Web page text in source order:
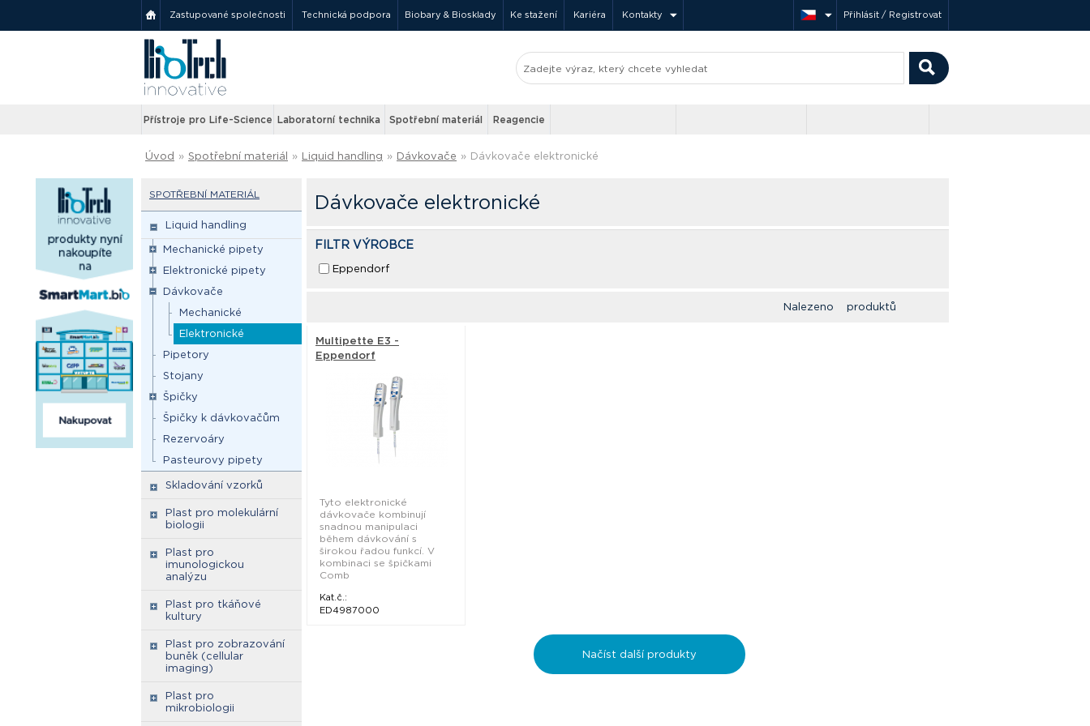
Zastupované společnosti Technická podpora Biobary & Biosklady Ke stažení Kariéra Kontakty Přihlásit / Registrovat
Přístroje pro Life-Science Laboratorní technika Spotřební materiál Reagencie
Úvod » Spotřební materiál » Liquid handling » Dávkovače » Dávkovače elektronické
SPOTŘEBNÍ MATERIÁL
Liquid handling
Mechanické pipety
Elektronické pipety
Dávkovače
Mechanické
Elektronické
Pipetory
Stojany
Špičky
Špičky k dávkovačům
Rezervoáry
Pasteurovy pipety
Skladování vzorků
Plast pro molekulární
biologii
Plast pro
imunologickou
analýzu
Plast pro tkáňové
kultury
Plast pro zobrazování
buněk (cellular
imaging)
Plast pro
mikrobiologii
Dávkovače elektronické
FILTR VÝROBCE
Eppendorf
Nalezeno produktů
Multipette E3 -
Eppendorf
Tyto elektronické
dávkovače kombinují
snadnou manipulaci
během dávkování s
širokou řadou funkcí. V
kombinaci se špičkami
Comb
Kat.č.:
ED4987000
Načíst další produkty